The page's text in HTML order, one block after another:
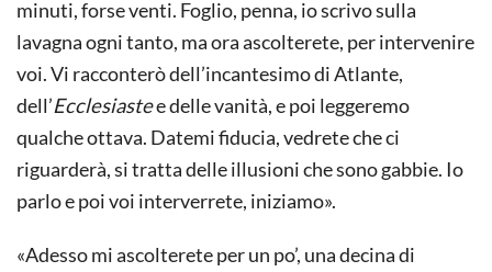
minuti, forse venti. Foglio, penna, io scrivo sulla
lavagna ogni tanto, ma ora ascolterete, per intervenire
voi. Vi racconterò dell’incantesimo di Atlante,
dell’Ecclesiastee delle vanità, e poi leggeremo
qualche ottava. Datemi fiducia, vedrete che ci
riguarderà, si tratta delle illusioni che sono gabbie. Io
parlo e poi voi interverrete, iniziamo».
«Adesso mi ascolterete per un po’, una decina di